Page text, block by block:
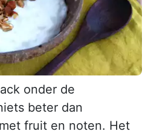
onder de
beter dan
fruit en noten. Het